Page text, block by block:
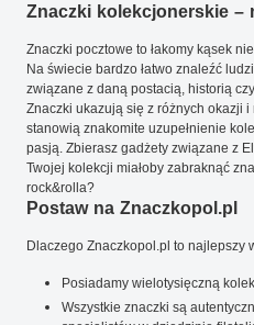
Znaczki kolekcjonerskie –
Znaczki pocztowe to łakomy kąsek
Na świecie bardzo łatwo znaleźć
związane z daną postacią, historią
Znaczki ukazują się z różnych okazji
stanowią znakomite uzupełnienie
pasją. Zbierasz gadżety związane z
Twojej kolekcji miałoby zabraknąć
rock&rolla?
Postaw na Znaczkopol.pl
Dlaczego Znaczkopol.pl to najlepszy
Posiadamy wielotysięczną
Wszystkie znaczki są